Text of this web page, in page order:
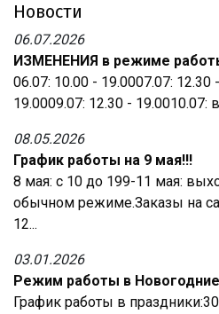
Новости
06.07.2026
ИЗМЕНЕНИЯ в режиме
06.07: 10.00 - 19.0007.07: 12.30
19.0009.07: 12.30 - 19.0010.07:
08.05.2026
График работы на 9 мая!!!
8 мая: с 10 до 199-11 мая:
обычном режиме.Заказы на
12...
03.01.2026
Режим работы в
График работы в